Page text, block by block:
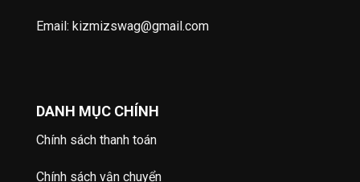
Email: kizmizswag@gmail.com
DANH MỤC CHÍNH
Chính sách thanh toán
Chính sách vận chuyển